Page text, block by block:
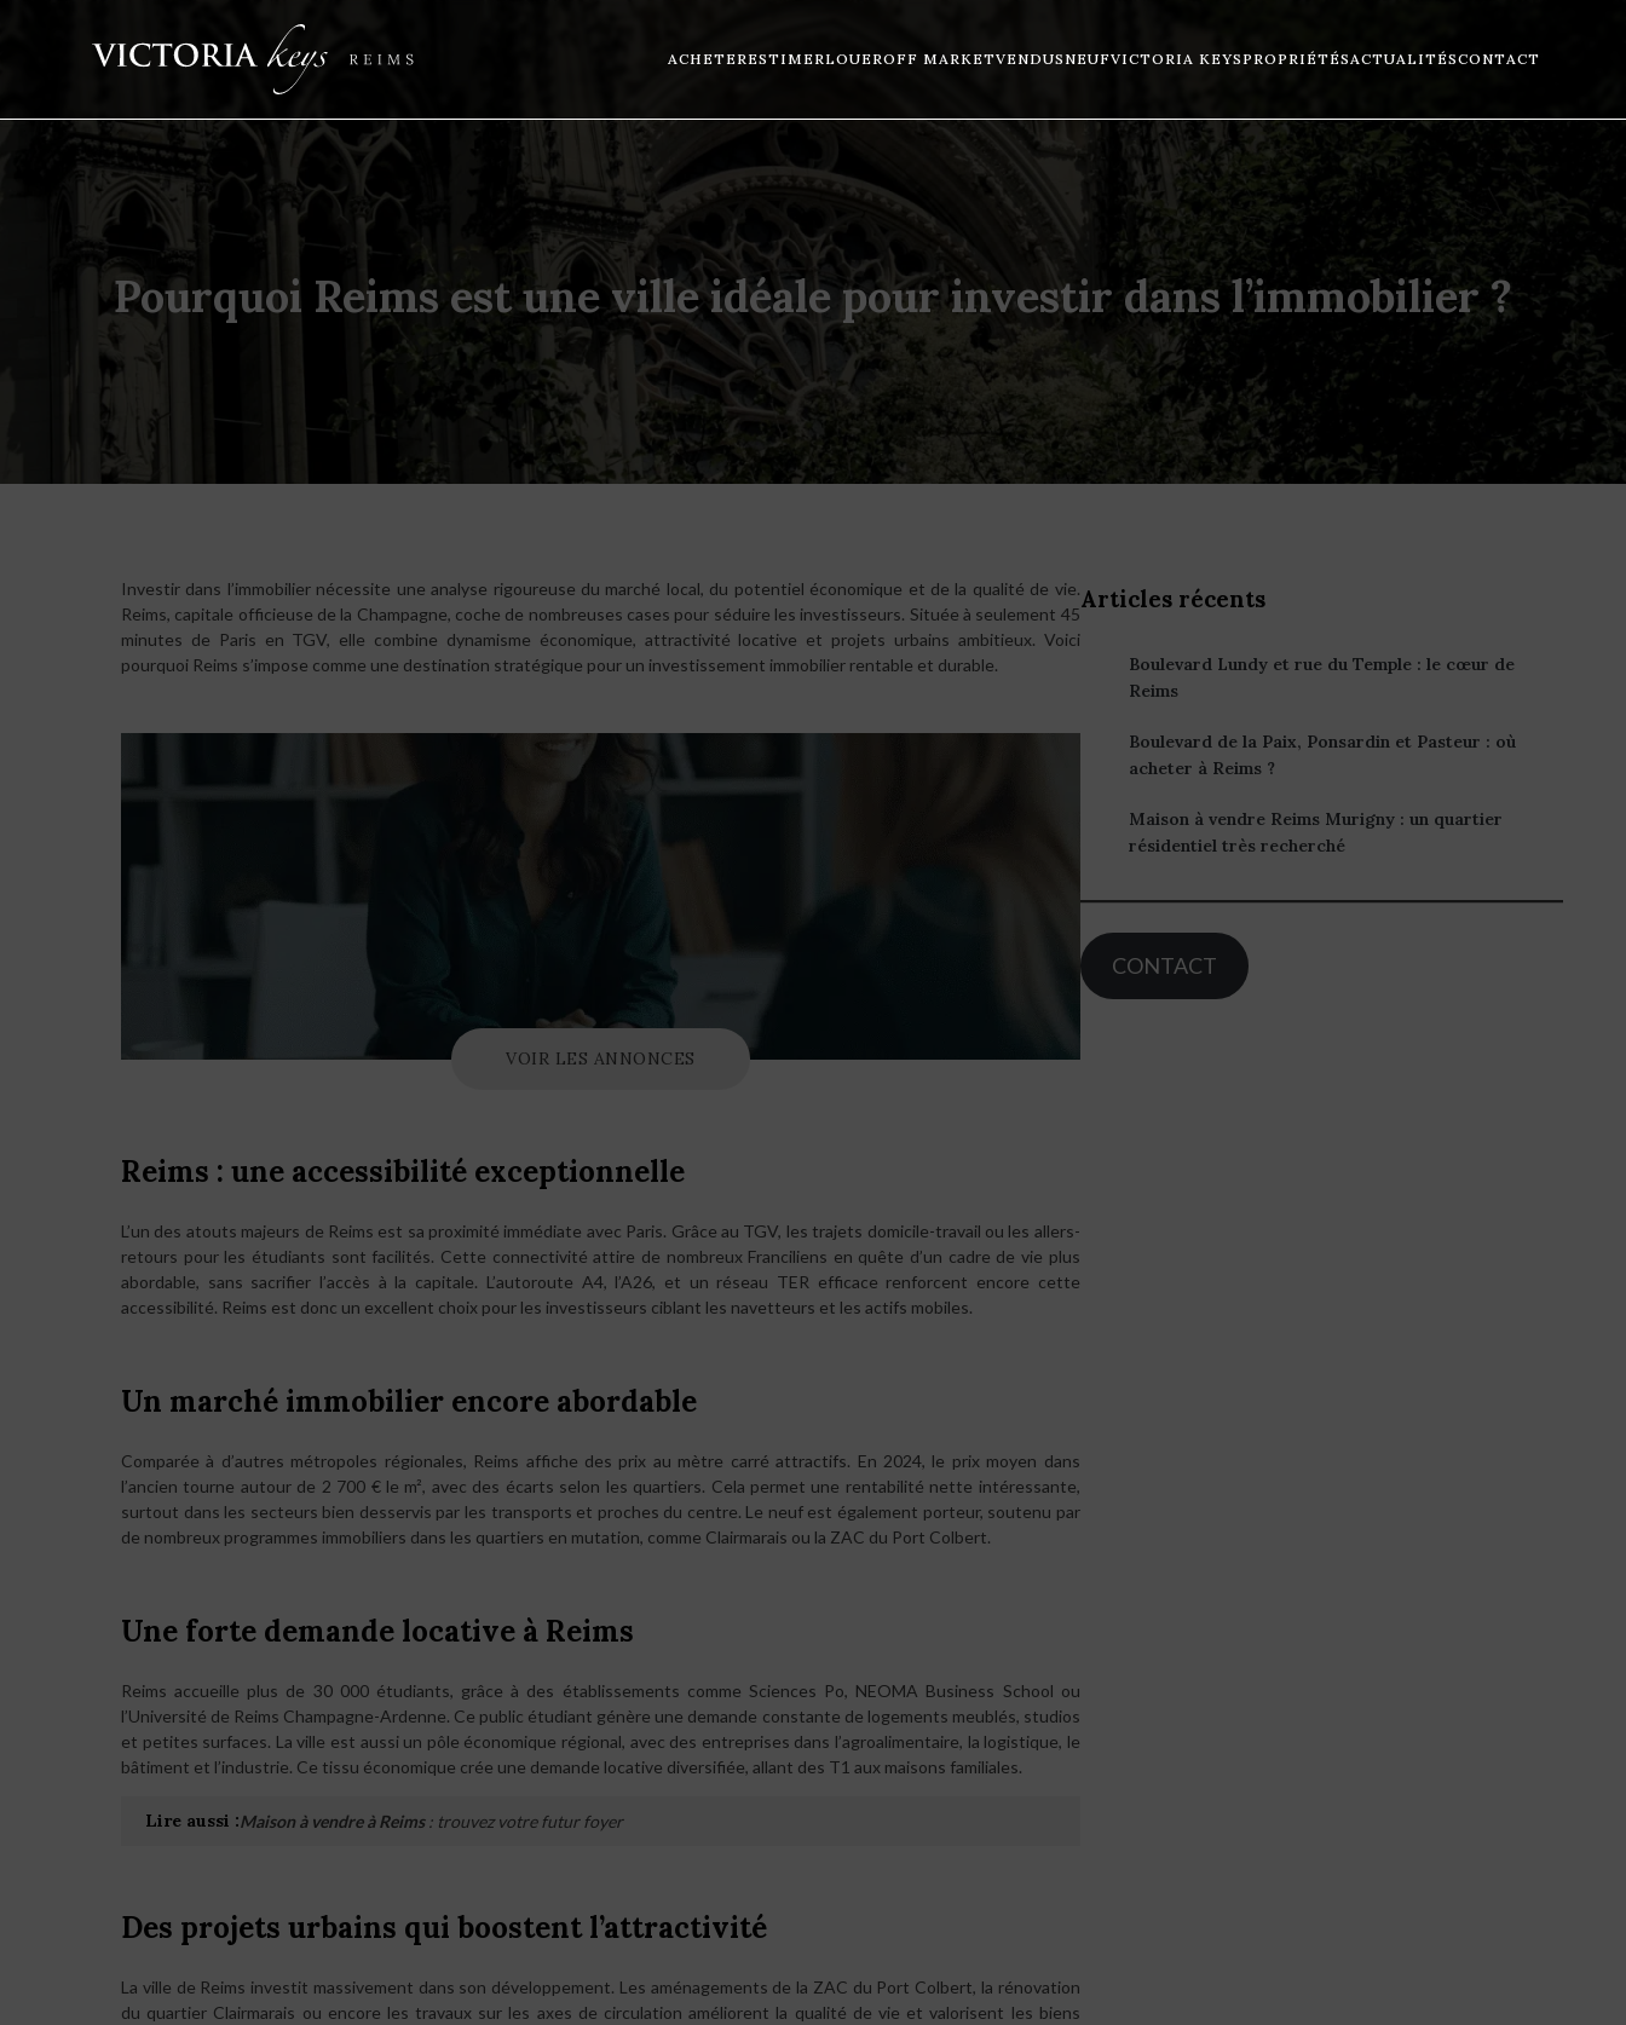
ACHETERESTIMERLOUEROFF MARKETVENDUS NEUFVICTORIA KEYSPROPRIÉTÉSACTUALITÉSCONTACT
Pourquoi Reims est une ville idéale pour investir dans l’immobilier ?
Investir dans l’immobilier nécessite une analyse rigoureuse du marché local, du potentiel économique et de la qualité de vie.
Reims, capitale officieuse de la Champagne, coche de nombreuses cases pour séduire les investisseurs. Située à seulement 45
minutes de Paris en TGV, elle combine dynamisme économique, attractivité locative et projets urbains ambitieux. Voici
pourquoi Reims s’impose comme une destination stratégique pour un investissement immobilier rentable et durable.
VOIR LES ANNONCES
Reims : une accessibilité exceptionnelle
L’un des atouts majeurs de Reims est sa proximité immédiate avec Paris. Grâce au TGV, les trajets domicile-travail ou les allers-
retours pour les étudiants sont facilités. Cette connectivité attire de nombreux Franciliens en quête d’un cadre de vie plus
abordable, sans sacrifier l’accès à la capitale. L’autoroute A4, l’A26, et un réseau TER efficace renforcent encore cette
accessibilité. Reims est donc un excellent choix pour les investisseurs ciblant les navetteurs et les actifs mobiles.
Un marché immobilier encore abordable
Comparée à d’autres métropoles régionales, Reims affiche des prix au mètre carré attractifs. En 2024, le prix moyen dans
l’ancien tourne autour de 2 700 € le m², avec des écarts selon les quartiers. Cela permet une rentabilité nette intéressante,
surtout dans les secteurs bien desservis par les transports et proches du centre. Le neuf est également porteur, soutenu par
de nombreux programmes immobiliers dans les quartiers en mutation, comme Clairmarais ou la ZAC du Port Colbert.
Une forte demande locative à Reims
Reims accueille plus de 30 000 étudiants, grâce à des établissements comme Sciences Po, NEOMA Business School ou
l’Université de Reims Champagne-Ardenne. Ce public étudiant génère une demande constante de logements meublés, studios
et petites surfaces. La ville est aussi un pôle économique régional, avec des entreprises dans l’agroalimentaire, la logistique, le
bâtiment et l’industrie. Ce tissu économique crée une demande locative diversifiée, allant des T1 aux maisons familiales.
Lire aussi :Maison à vendre à Reims: trouvez votre futur foyer
Des projets urbains qui boostent l’attractivité
La ville de Reims investit massivement dans son développement. Les aménagements de la ZAC du Port Colbert, la rénovation
du quartier Clairmarais ou encore les travaux sur les axes de circulation améliorent la qualité de vie et valorisent les biens
Articles récents
Boulevard Lundy et rue du Temple : le cœur de
Reims
Boulevard de la Paix, Ponsardin et Pasteur : où
acheter à Reims ?
Maison à vendre Reims Murigny : un quartier
résidentiel très recherché
CONTACT